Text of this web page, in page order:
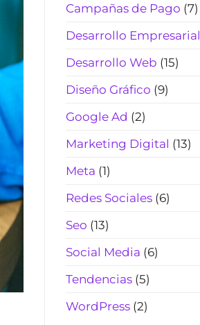
Campañas de Pago (7)
Desarrollo Empresarial
Desarrollo Web (15)
Diseño Gráfico (9)
Google Ad (2)
Marketing Digital (13)
Meta (1)
Redes Sociales (6)
Seo (13)
Social Media (6)
Tendencias (5)
WordPress (2)